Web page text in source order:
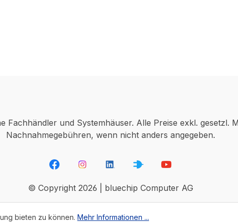
Fachhändler und Systemhäuser. Alle Preise exkl. gesetzl.
Nachnahmegebühren, wenn nicht anders angegeben.
© Copyright 2026 | bluechip Computer AG
bieten zu können. Mehr Informationen ...